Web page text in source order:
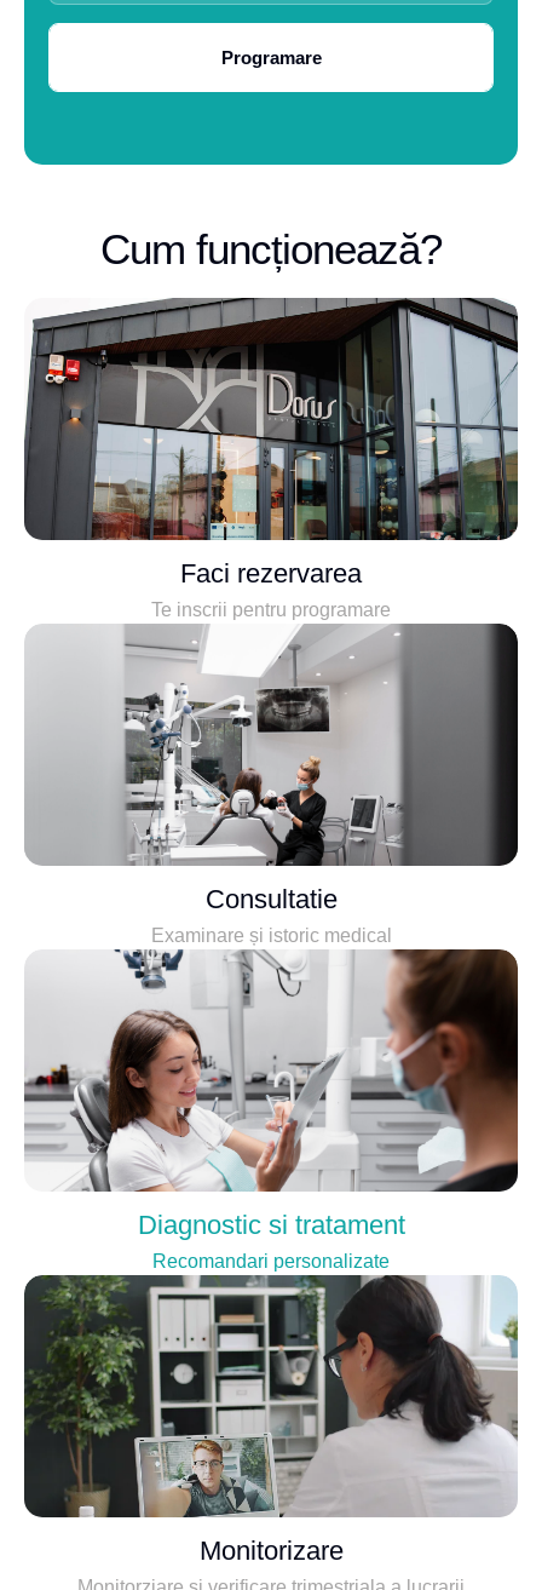
Programare
Cum funcționează?
Faci rezervarea
Te inscrii pentru programare
Consultatie
Examinare și istoric medical
Diagnostic si tratament
Recomandari personalizate
Monitorizare